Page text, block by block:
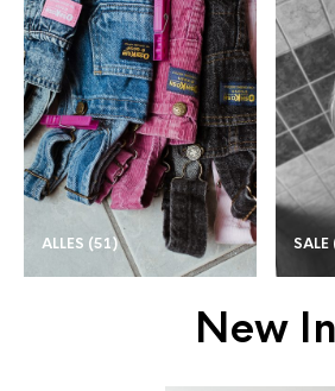
ALLES (51) SALE
New In